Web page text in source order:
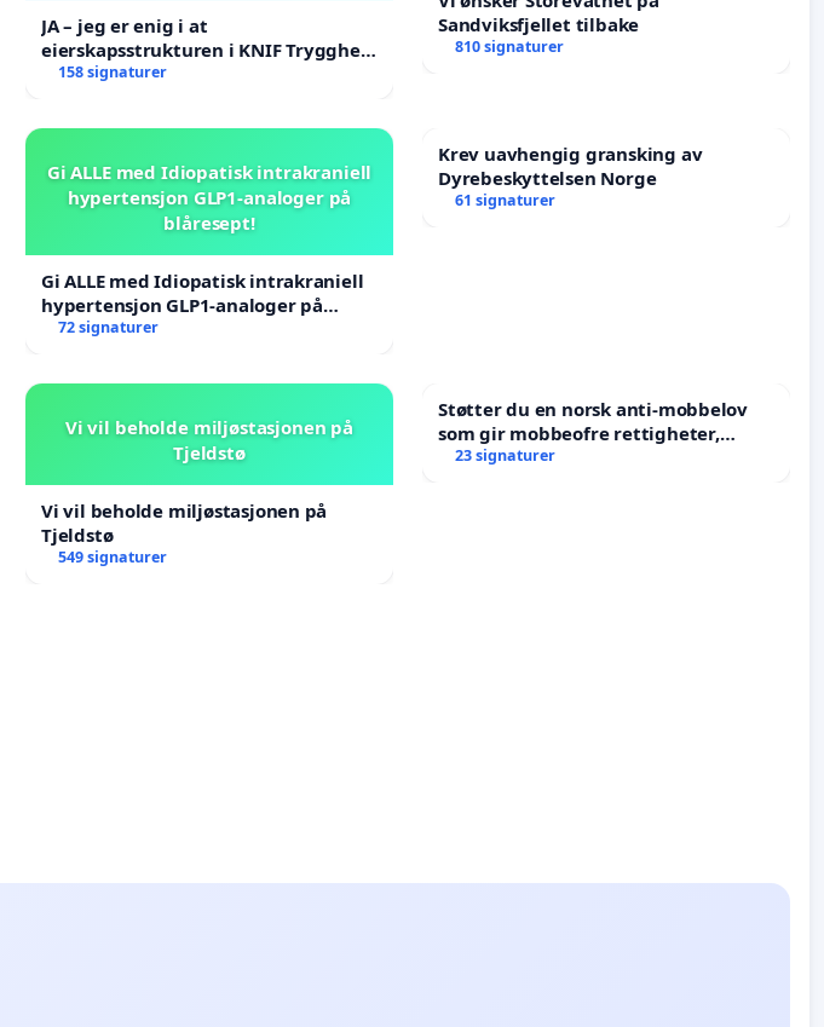
JA – jeg er enig i at
eierskapsstrukturen i KNIF Trygghet
AS ikke skal endres
158 signaturer
Sandviksfjellet tilbake
810 signaturer
Gi ALLE med Idiopatisk intrakraniell
hypertensjon GLP1-analoger på
blåresept!
Gi ALLE med Idiopatisk intrakraniell
hypertensjon GLP1-analoger på
blåresept!
72 signaturer
Krev uavhengig gransking av
Dyrebeskyttelsen Norge
61 signaturer
Vi vil beholde miljøstasjonen på
Tjeldstø
Vi vil beholde miljøstasjonen på
Tjeldstø
549 signaturer
Støtter du en norsk anti-mobbelov
som gir mobbeofre rettigheter,
oppreisning og hjelp?
23 signaturer